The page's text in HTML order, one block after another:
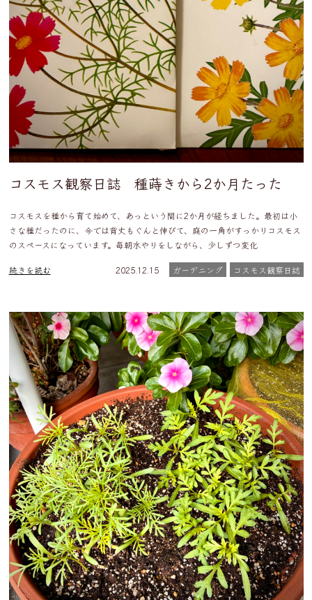
コスモス観察日誌 種蒔きから2か月たった
コスモスを種から育て始めて、あっという間に2か月が経ちました。最初は小
さな種だったのに、今では背丈もぐんと伸びて、庭の一角がすっかりコスモス
のスペースになっています。毎朝水やりをしながら、少しずつ変化
続きを読む 2025.12.15 ガーデニング コスモス観察日誌